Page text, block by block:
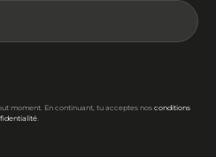
moment. En continuant, tu acceptes nos conditions
.